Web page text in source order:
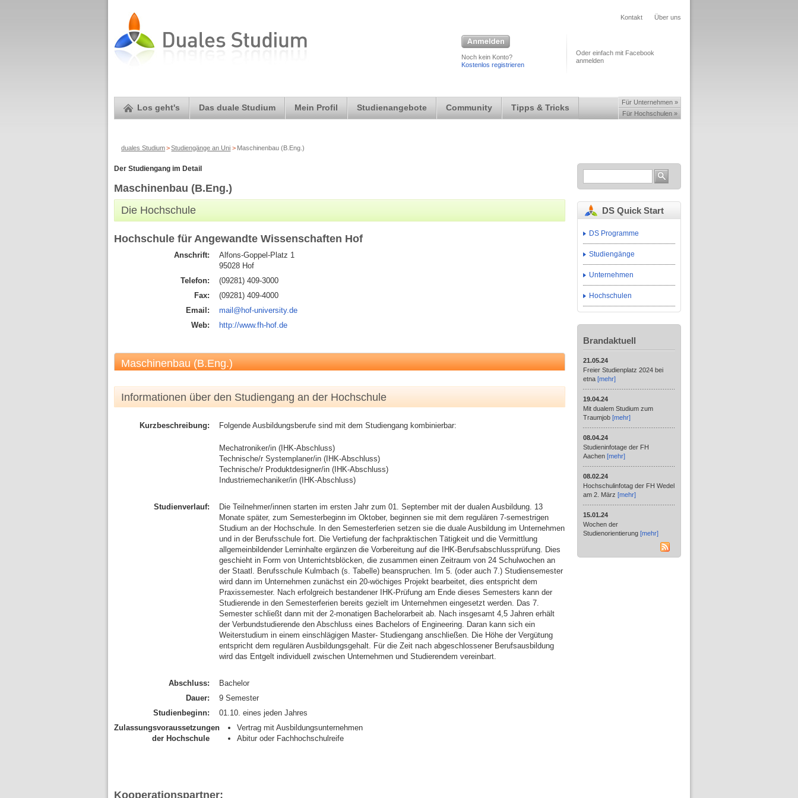
Kontakt Über uns
Noch kein Konto?
Kostenlos registrieren
Oder einfach mit Facebook
anmelden
Los geht's Das duale Studium Mein Profil Studienangebote Community Tipps & Tricks
Für Unternehmen »
Für Hochschulen »
duales Studium> Studiengänge an Uni > Maschinenbau (B.Eng.)
Der Studiengang im Detail
Maschinenbau (B.Eng.)
Die Hochschule
Hochschule für Angewandte Wissenschaften Hof
Anschrift:
Alfons-Goppel-Platz 1
95028 Hof
Telefon:
(09281) 409-3000
Fax:
(09281) 409-4000
Email:
mail@hof-university.de
Web:
http://www.fh-hof.de
Maschinenbau (B.Eng.)
Informationen über den Studiengang an der Hochschule
Kurzbeschreibung: Folgende Ausbildungsberufe sind mit dem Studiengang kombinierbar:
Mechatroniker/in (IHK-Abschluss)
Technische/r Systemplaner/in (IHK-Abschluss)
Technische/r Produktdesigner/in (IHK-Abschluss)
Industriemechaniker/in (IHK-Abschluss)
Studienverlauf:
Die Teilnehmer/innen starten im ersten Jahr zum 01. September mit der dualen Ausbildung. 13
Monate später, zum Semesterbeginn im Oktober, beginnen sie mit dem regulären 7-semestrigen
Studium an der Hochschule. In den Semesterferien setzen sie die duale Ausbildung im Unternehmen
und in der Berufsschule fort. Die Vertiefung der fachpraktischen Tätigkeit und die Vermittlung
allgemeinbildender Lerninhalte ergänzen die Vorbereitung auf die IHK-Berufsabschlussprüfung. Dies
geschieht in Form von Unterrichtsblöcken, die zusammen einen Zeitraum von 24 Schulwochen an
der Staatl. Berufsschule Kulmbach (s. Tabelle) beanspruchen. Im 5. (oder auch 7.) Studiensemester
wird dann im Unternehmen zunächst ein 20-wöchiges Projekt bearbeitet, dies entspricht dem
Praxissemester. Nach erfolgreich bestandener IHK-Prüfung am Ende dieses Semesters kann der
Studierende in den Semesterferien bereits gezielt im Unternehmen eingesetzt werden. Das 7.
Semester schließt dann mit der 2-monatigen Bachelorarbeit ab. Nach insgesamt 4,5 Jahren erhält
der Verbundstudierende den Abschluss eines Bachelors of Engineering. Daran kann sich ein
Weiterstudium in einem einschlägigen Master- Studiengang anschließen. Die Höhe der Vergütung
entspricht dem regulären Ausbildungsgehalt. Für die Zeit nach abgeschlossener Berufsausbildung
wird das Entgelt individuell zwischen Unternehmen und Studierendem vereinbart.
Abschluss:
Bachelor
Dauer:
9 Semester
Studienbeginn:
01.10. eines jeden Jahres
Zulassungsvoraussetzungen
der Hochschule
Vertrag mit Ausbildungsunternehmen
Abitur oder Fachhochschulreife
Kooperationspartner:
DS Quick Start
DS Programme
Studiengänge
Unternehmen
Hochschulen
Brandaktuell
21.05.24
Freier Studienplatz 2024 bei
etna [mehr]
19.04.24
Mit dualem Studium zum
Traumjob [mehr]
08.04.24
Studieninfotage der FH
Aachen [mehr]
08.02.24
Hochschulinfotag der FH Wedel
am 2. März [mehr]
15.01.24
Wochen der
Studienorientierung [mehr]